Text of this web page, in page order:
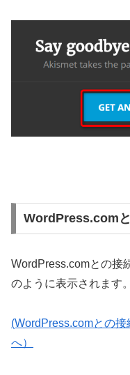
WordPress.com
WordPress.comとの接
のように表示されます。
(WordPress.comとの
へ）